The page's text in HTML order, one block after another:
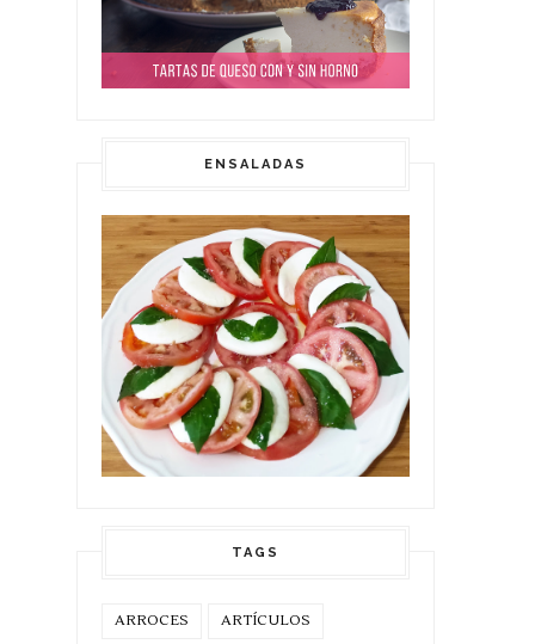
ENSALADAS
TAGS
ARROCES ARTÍCULOS